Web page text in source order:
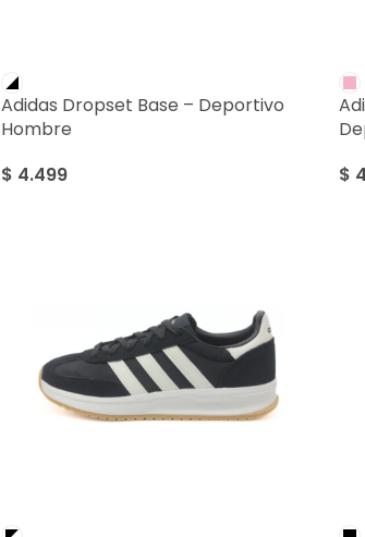
Adidas Dropset Base – Deportivo
Hombre
$ 4.499
$